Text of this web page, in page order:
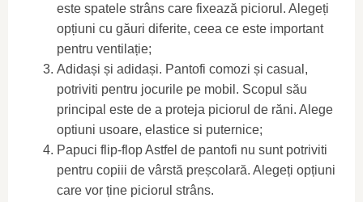
este spatele strâns care fixează piciorul. Alegeți
opțiuni cu găuri diferite, ceea ce este important
pentru ventilație;
Adidași și adidași. Pantofi comozi și casual,
potriviti pentru jocurile pe mobil. Scopul său
principal este de a proteja piciorul de răni. Alege
optiuni usoare, elastice si puternice;
Papuci flip-flop Astfel de pantofi nu sunt potriviti
pentru copiii de vârstă preșcolară. Alegeți opțiuni
care vor ține piciorul strâns.